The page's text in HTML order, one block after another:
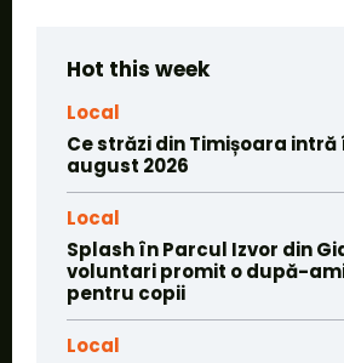
Hot this week
Local
Ce străzi din Timișoara intră
august 2026
Local
Splash în Parcul Izvor din
voluntari promit o după-
pentru copii
Local